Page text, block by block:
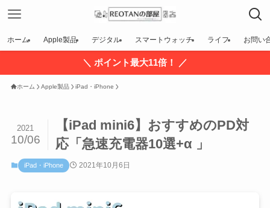
ホーム Apple製品 デジタル スマートウォッチ ライフ お問い
＼ ポイント最大11倍！ ／
ホーム Apple製品 iPad・iPhone
【iPad mini6】おすすめのPD対
応「急速充電器10選+α 」
2021
10/06
iPad・iPhone 2021年10月6日